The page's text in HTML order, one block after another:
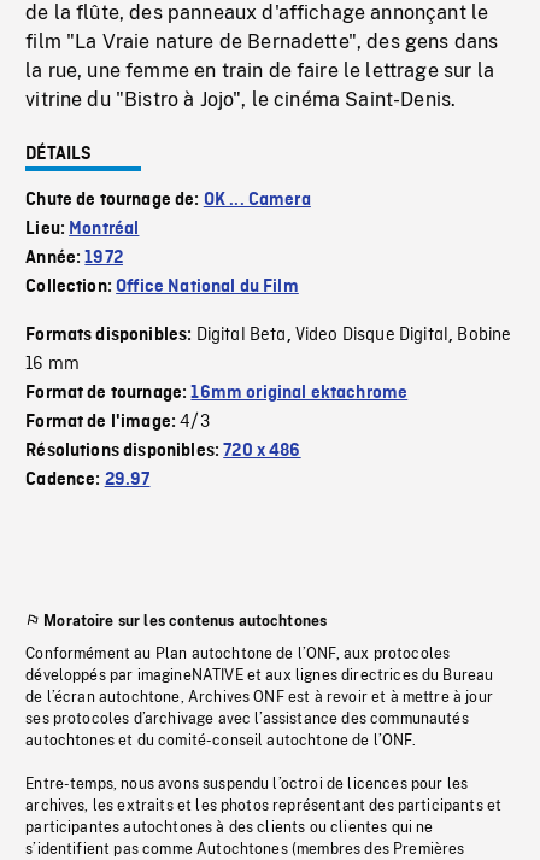
de la flûte, des panneaux d'affichage annonçant le
film "La Vraie nature de Bernadette", des gens dans
la rue, une femme en train de faire le lettrage sur la
vitrine du "Bistro à Jojo", le cinéma Saint-Denis.
DÉTAILS
Chute de tournage de: OK ... Camera
Lieu: Montréal
Année:1972
Collection:Office National du Film
Formats disponibles: Digital Beta, Video Disque Digital, Bobine
16 mm
Format de tournage:16mm original ektachrome
Format de l'image:4/3
Résolutions disponibles:720 x 486
Cadence: 29.97
Moratoire sur les contenus autochtones
Conformément au Plan autochtone de l’ONF, aux protocoles
développés par imagineNATIVE et aux lignes directrices du Bureau
de l’écran autochtone, Archives ONF est à revoir et à mettre à jour
ses protocoles d’archivage avec l’assistance des communautés
autochtones et du comité-conseil autochtone de l’ONF.
Entre-temps, nous avons suspendu l’octroi de licences pour les
archives, les extraits et les photos représentant des participants et
participantes autochtones à des clients ou clientes qui ne
s’identifient pas comme Autochtones (membres des Premières